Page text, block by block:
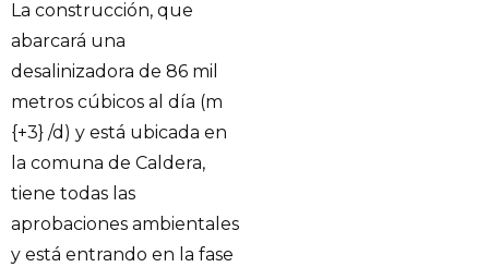
La construcción, que
abarcará una
desalinizadora de 86 mil
metros cúbicos al día (m
{+3} /d) y está ubicada en
la comuna de Caldera,
tiene todas las
aprobaciones ambientales
y está entrando en la fase